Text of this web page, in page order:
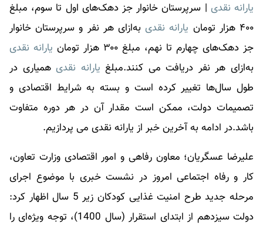
یارانه نقدی | سرپرستان خانوار جز دهک‌های اول تا سوم، مبلغ
۴۰۰ هزار تومان
یارانه نقدیبه‌ازای هر نفر و سرپرستان خانوار
جز دهک‌های چهارم تا نهم، مبلغ ۳۰۰ هزار تومان
یارانه نقدی
به‌ازای هر نفر دریافت می کنند.مبلغ یارانه نقدیهمیاری در
طول سال‌ها تغییر کرده است و بسته به شرایط اقتصادی و
تصمیمات دولت، ممکن است مقدار آن در هر دوره متفاوت
باشد.در ادامه به آخرین خبر از یارانه نقدی می پردازیم.
علیرضا عسگریان؛ معاون رفاهی و امور اقتصادی وزارت تعاون،
کار و رفاه اجتماعی امروز در نشست خبری با موضوع اجرای
مرحله جدید طرح امنیت غذایی کودکان زیر 5 سال اظهار کرد:
دولت سیزدهم از ابتدای استقرار (سال 1400)،‌ توجه ویژه‌ای را